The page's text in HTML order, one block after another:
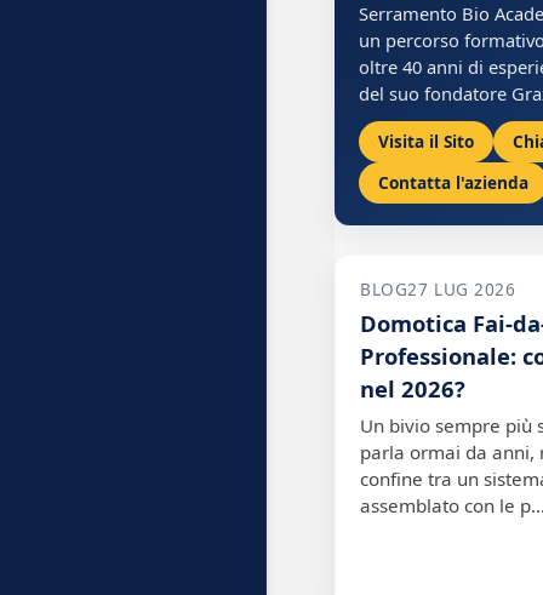
Serramento Bio
un percorso
oltre 40 anni di
del suo fondatore
Visita il Sito
Contatta l'azienda
BLOG27 LUG 2026
Domotica Fai-
Professionale:
nel 2026?
Un bivio sempre più
parla ormai da anni,
confine tra un
assemblato con le p…